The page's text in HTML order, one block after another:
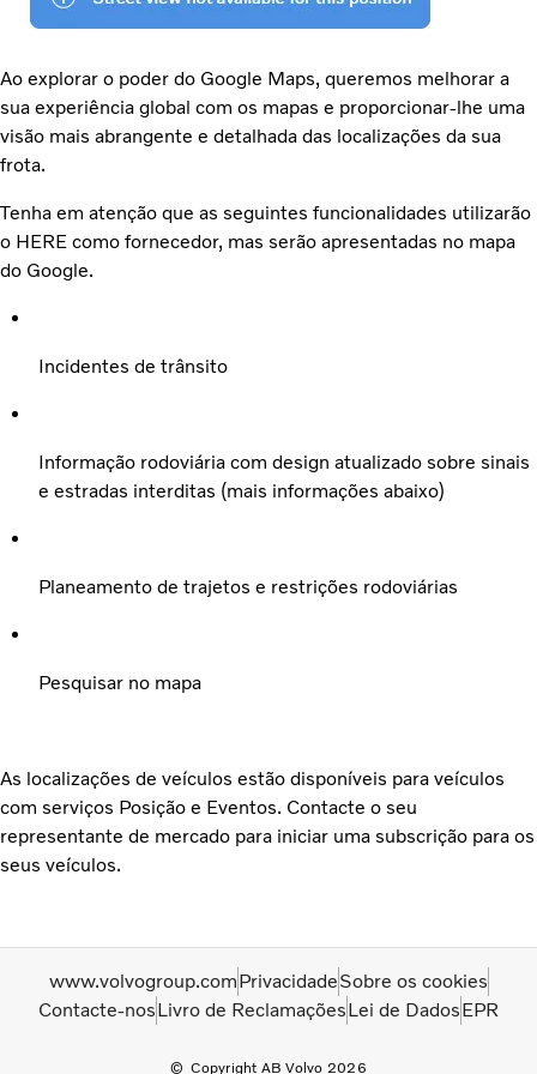
Ao explorar o poder do Google Maps, queremos melhorar a
sua experiência global com os mapas e proporcionar-lhe uma
visão mais abrangente e detalhada das localizações da sua
frota.
Tenha em atenção que as seguintes funcionalidades utilizarão
o HERE como fornecedor, mas serão apresentadas no mapa
do Google.
Incidentes de trânsito
Informação rodoviária com design atualizado sobre sinais
e estradas interditas (mais informações abaixo)
Planeamento de trajetos e restrições rodoviárias
Pesquisar no mapa
As localizações de veículos estão disponíveis para veículos
com serviços Posição e Eventos. Contacte o seu
representante de mercado para iniciar uma subscrição para os
seus veículos.
Copyright AB Volvo 2026
www.volvogroup.comPrivacidadeSobre os cookies
Contacte-nosLivro de ReclamaçõesLei de DadosEPR